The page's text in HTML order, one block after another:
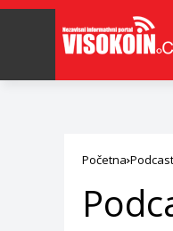
Početna